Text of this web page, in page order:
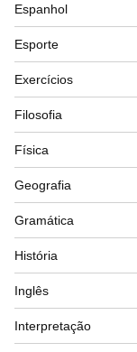
Espanhol
Esporte
Exercícios
Filosofia
Física
Geografia
Gramática
História
Inglês
Interpretação